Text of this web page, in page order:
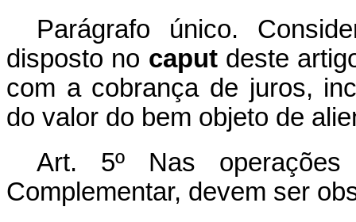
Parágrafo único.
disposto no caputdeste
com a cobrança de juros,
do valor do bem objeto de
Art. 5º Nas
Complementar, devem ser